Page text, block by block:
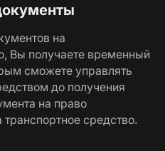
на
Вы получаете временный
сможете управлять
до получения
на право
транспортное средство.